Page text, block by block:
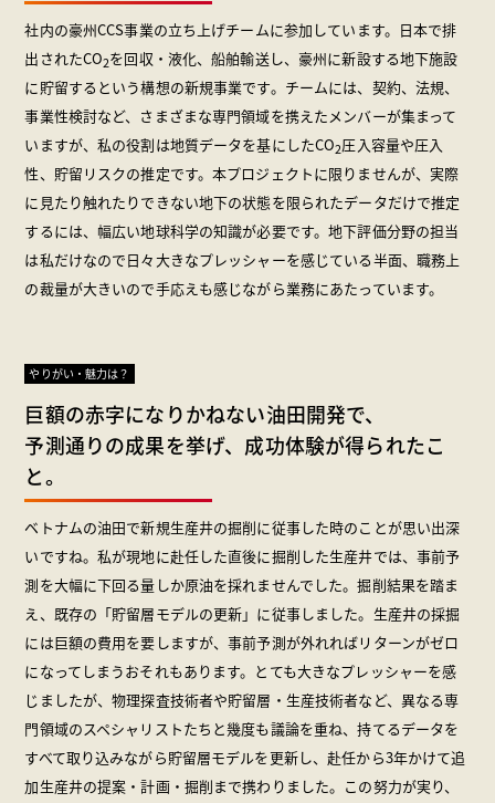
社内の豪州CCS事業の立ち上げチームに参加しています。日本で排
出されたCO2を回収・液化、船舶輸送し、豪州に新設する地下施設
に貯留するという構想の新規事業です。チームには、契約、法規、
事業性検討など、さまざまな専門領域を携えたメンバーが集まって
いますが、私の役割は地質データを基にしたCO2圧入容量や圧入
性、貯留リスクの推定です。本プロジェクトに限りませんが、実際
に見たり触れたりできない地下の状態を限られたデータだけで推定
するには、幅広い地球科学の知識が必要です。地下評価分野の担当
は私だけなので日々大きなプレッシャーを感じている半面、職務上
の裁量が大きいので手応えも感じながら業務にあたっています。
やりがい・魅力は？
巨額の赤字になりかねない油田開発で、
予測通りの成果を挙げ、成功体験が得られたこ
と。
ベトナムの油田で新規生産井の掘削に従事した時のことが思い出深
いですね。私が現地に赴任した直後に掘削した生産井では、事前予
測を大幅に下回る量しか原油を採れませんでした。掘削結果を踏ま
え、既存の「貯留層モデルの更新」に従事しました。生産井の採掘
には巨額の費用を要しますが、事前予測が外れればリターンがゼロ
になってしまうおそれもあります。とても大きなプレッシャーを感
じましたが、物理探査技術者や貯留層・生産技術者など、異なる専
門領域のスペシャリストたちと幾度も議論を重ね、持てるデータを
すべて取り込みながら貯留層モデルを更新し、赴任から3年かけて追
加生産井の提案・計画・掘削まで携わりました。この努力が実り、